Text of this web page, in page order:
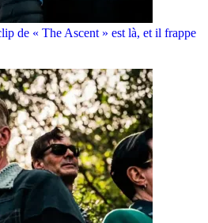
de « The Ascent » est là, et il frappe